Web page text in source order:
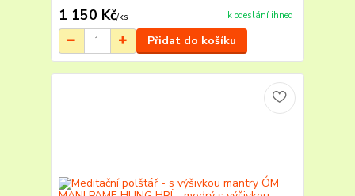
1 150 Kč/ks k odeslání ihned
Přidat do košíku